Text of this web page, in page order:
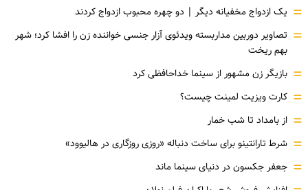
= یک ازدواج مخفیانه دیگر | دو چهره محبوب ازدواج کردند
= تصاویر دوربین مداربسته ویدئوی آزار جنسی خواننده زن را افشا کرد؛ شهر
بهم ریخت
= بازیگر زن مشهور از سینما خداحافظی کرد
= کارت ویزیت لمینت چیست؟
= از بامداد تا شب خمار
= شرط تارانتینو برای ساخت دنباله «روزی روزگاری در هالیوود»
= جعفر جکسون در دنیای سینما ماند